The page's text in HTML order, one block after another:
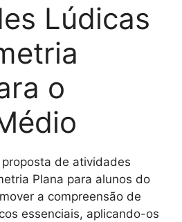
Lúdicas
o
de atividades
Plana para alunos do
a compreensão de
essenciais, aplicando-os